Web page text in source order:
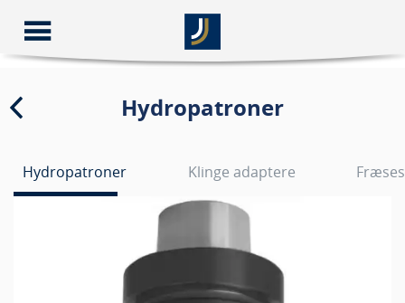
Hydropatroner
Hydropatroner Klinge adaptere